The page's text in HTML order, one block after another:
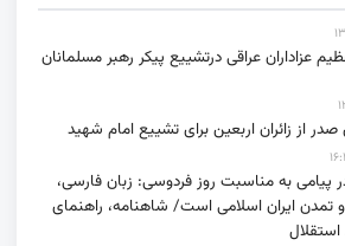
عزاداران عراقی درتشییع پیکر رهبر مسلمانان
از زائران اربعین برای تشییع امام شهید
پیامی به مناسبت روز فردوسی: زبان فارسی،
تمدن ایران اسلامی است/ شاهنامه، راهنمای